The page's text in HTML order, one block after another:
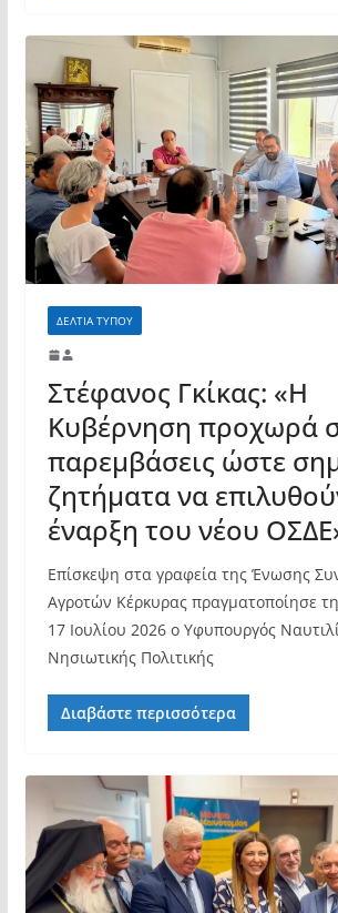
ΔΕΛΤΙΑ ΤΥΠΟΥ
Στέφανος Γκίκας: «Η
Κυβέρνηση προχωρά
παρεμβάσεις ώστε
ζητήματα να
έναρξη του νέου
Επίσκεψη στα γραφεία της Ένωσης
Αγροτών Κέρκυρας πραγματοποίησε
17 Ιουλίου 2026 ο Υφυπουργός
Νησιωτικής Πολιτικής
Διαβάστε περισσότερα